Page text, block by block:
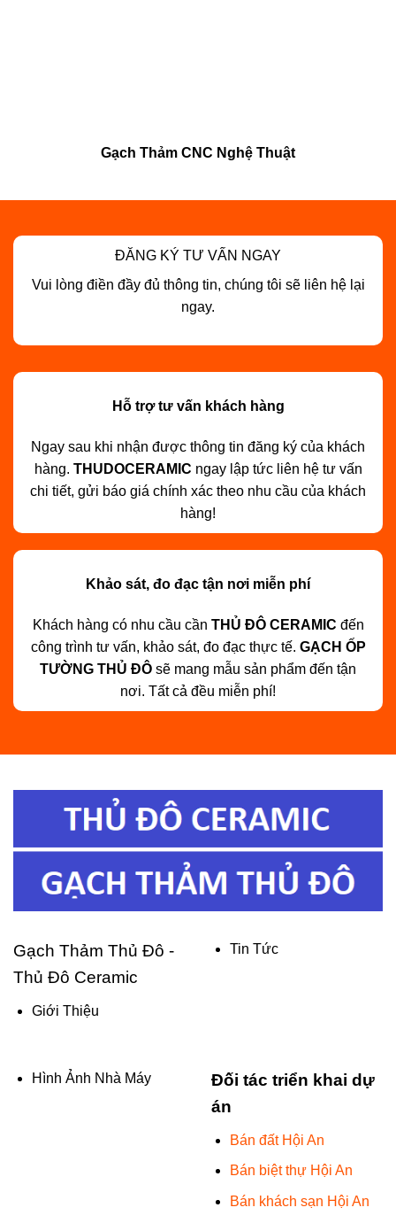
Gạch Thảm CNC Nghệ Thuật
ĐĂNG KÝ TƯ VẤN NGAY
Vui lòng điền đầy đủ thông tin, chúng tôi sẽ liên hệ lại
ngay.
Hỗ trợ tư vấn khách hàng
Ngay sau khi nhận được thông tin đăng ký của khách
hàng. THUDOCERAMIC ngay lập tức liên hệ tư vấn
chi tiết, gửi báo giá chính xác theo nhu cầu của khách
hàng!
Khảo sát, đo đạc tận nơi miễn phí
Khách hàng có nhu cầu cần THỦ ĐÔ CERAMIC đến
công trình tư vấn, khảo sát, đo đạc thực tế. GẠCH ỐP
TƯỜNG THỦ ĐÔ sẽ mang mẫu sản phẩm đến tận
nơi. Tất cả đều miễn phí!
Gạch Thảm Thủ Đô -
Thủ Đô Ceramic
Giới Thiệu
Tin Tức
Hình Ảnh Nhà Máy
Đối tác triển khai dự
án
Bán đất Hội An
Bán biệt thự Hội An
Bán khách sạn Hội An